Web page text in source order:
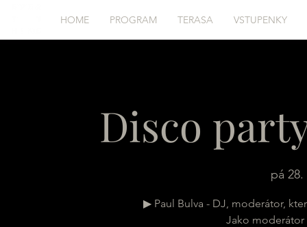
HOME PROGRAM TERASA VSTUPENKY
Disco
pá 28.
▶ Paul Bulva - DJ, moderátor,
Jako moderátor